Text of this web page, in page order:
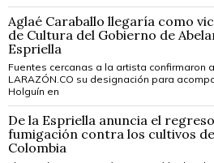
Aglaé Caraballo llegaría como
de Cultura del Gobierno de
Espriella
Fuentes cercanas a la artista confirmaron a
LARAZÓN.CO su designación para
Holguín en
De la Espriella anuncia el
fumigación contra los cultivos
Colombia